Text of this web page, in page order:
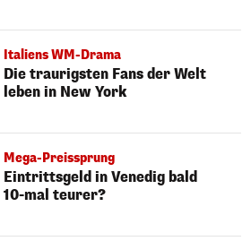
Italiens WM-Drama
Die traurigsten Fans der Welt
leben in New York
Mega-Preissprung
Eintrittsgeld in Venedig bald
10-mal teurer?